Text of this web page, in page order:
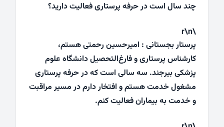
چند سال است در حرفه پرستاری فعالیت دارید؟
\r\n
پرستار بجستانی : امیرحسین رحمتی هستم،
کارشناس پرستاری و فارغ‌التحصیل دانشگاه علوم
پزشکی بیرجند. سه سالی است که در حرفه پرستاری
مشغول خدمت هستم و افتخار دارم در مسیر مراقبت
و خدمت به بیماران فعالیت کنم.